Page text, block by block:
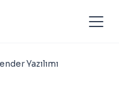
Yazılımı